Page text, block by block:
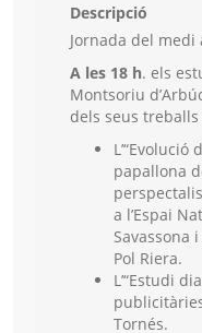
Descripció
Jornada del
A les 18 h. els
Montsoriu
dels seus
papallona
a l’Espai
Savassona
Pol Riera.
L’“Estudi
Tornés.